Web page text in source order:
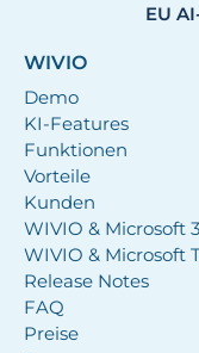
EU
WIVIO
Demo
KI-Features
Funktionen
Vorteile
Kunden
WIVIO & Microsoft
WIVIO & Microsoft
Release Notes
FAQ
Preise